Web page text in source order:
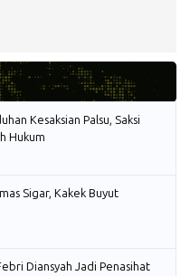
Kesaksian Palsu, Saksi
Hukum
Sigar, Kakek Buyut
Diansyah Jadi Penasihat